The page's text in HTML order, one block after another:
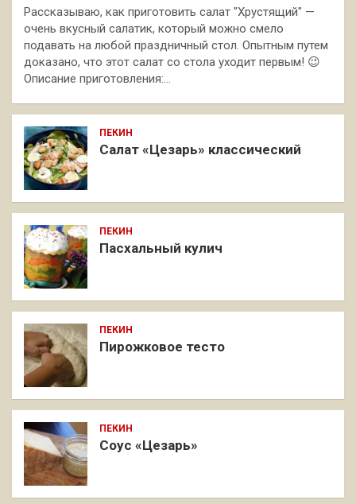
Рассказываю, как приготовить салат "Хрустящий" —
очень вкусный салатик, который можно смело
подавать на любой праздничный стол. Опытным путем
доказано, что этот салат со стола уходит первым! 😉
Описание приготовления:…
ПЕКИН
Салат «Цезарь» классический
ПЕКИН
Пасхальный кулич
ПЕКИН
Пирожковое тесто
ПЕКИН
Соус «Цезарь»